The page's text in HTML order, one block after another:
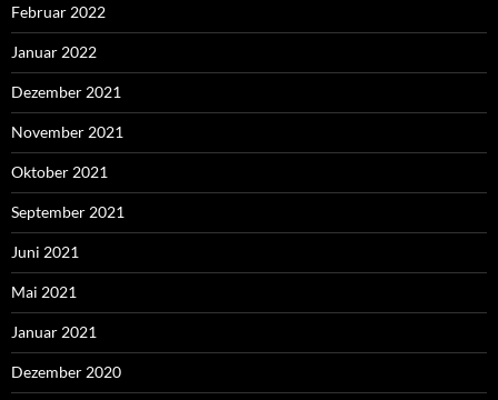
Februar 2022
Januar 2022
Dezember 2021
November 2021
Oktober 2021
September 2021
Juni 2021
Mai 2021
Januar 2021
Dezember 2020